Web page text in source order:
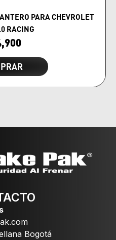
PARA CHEVROLET
RACING
Bogotá